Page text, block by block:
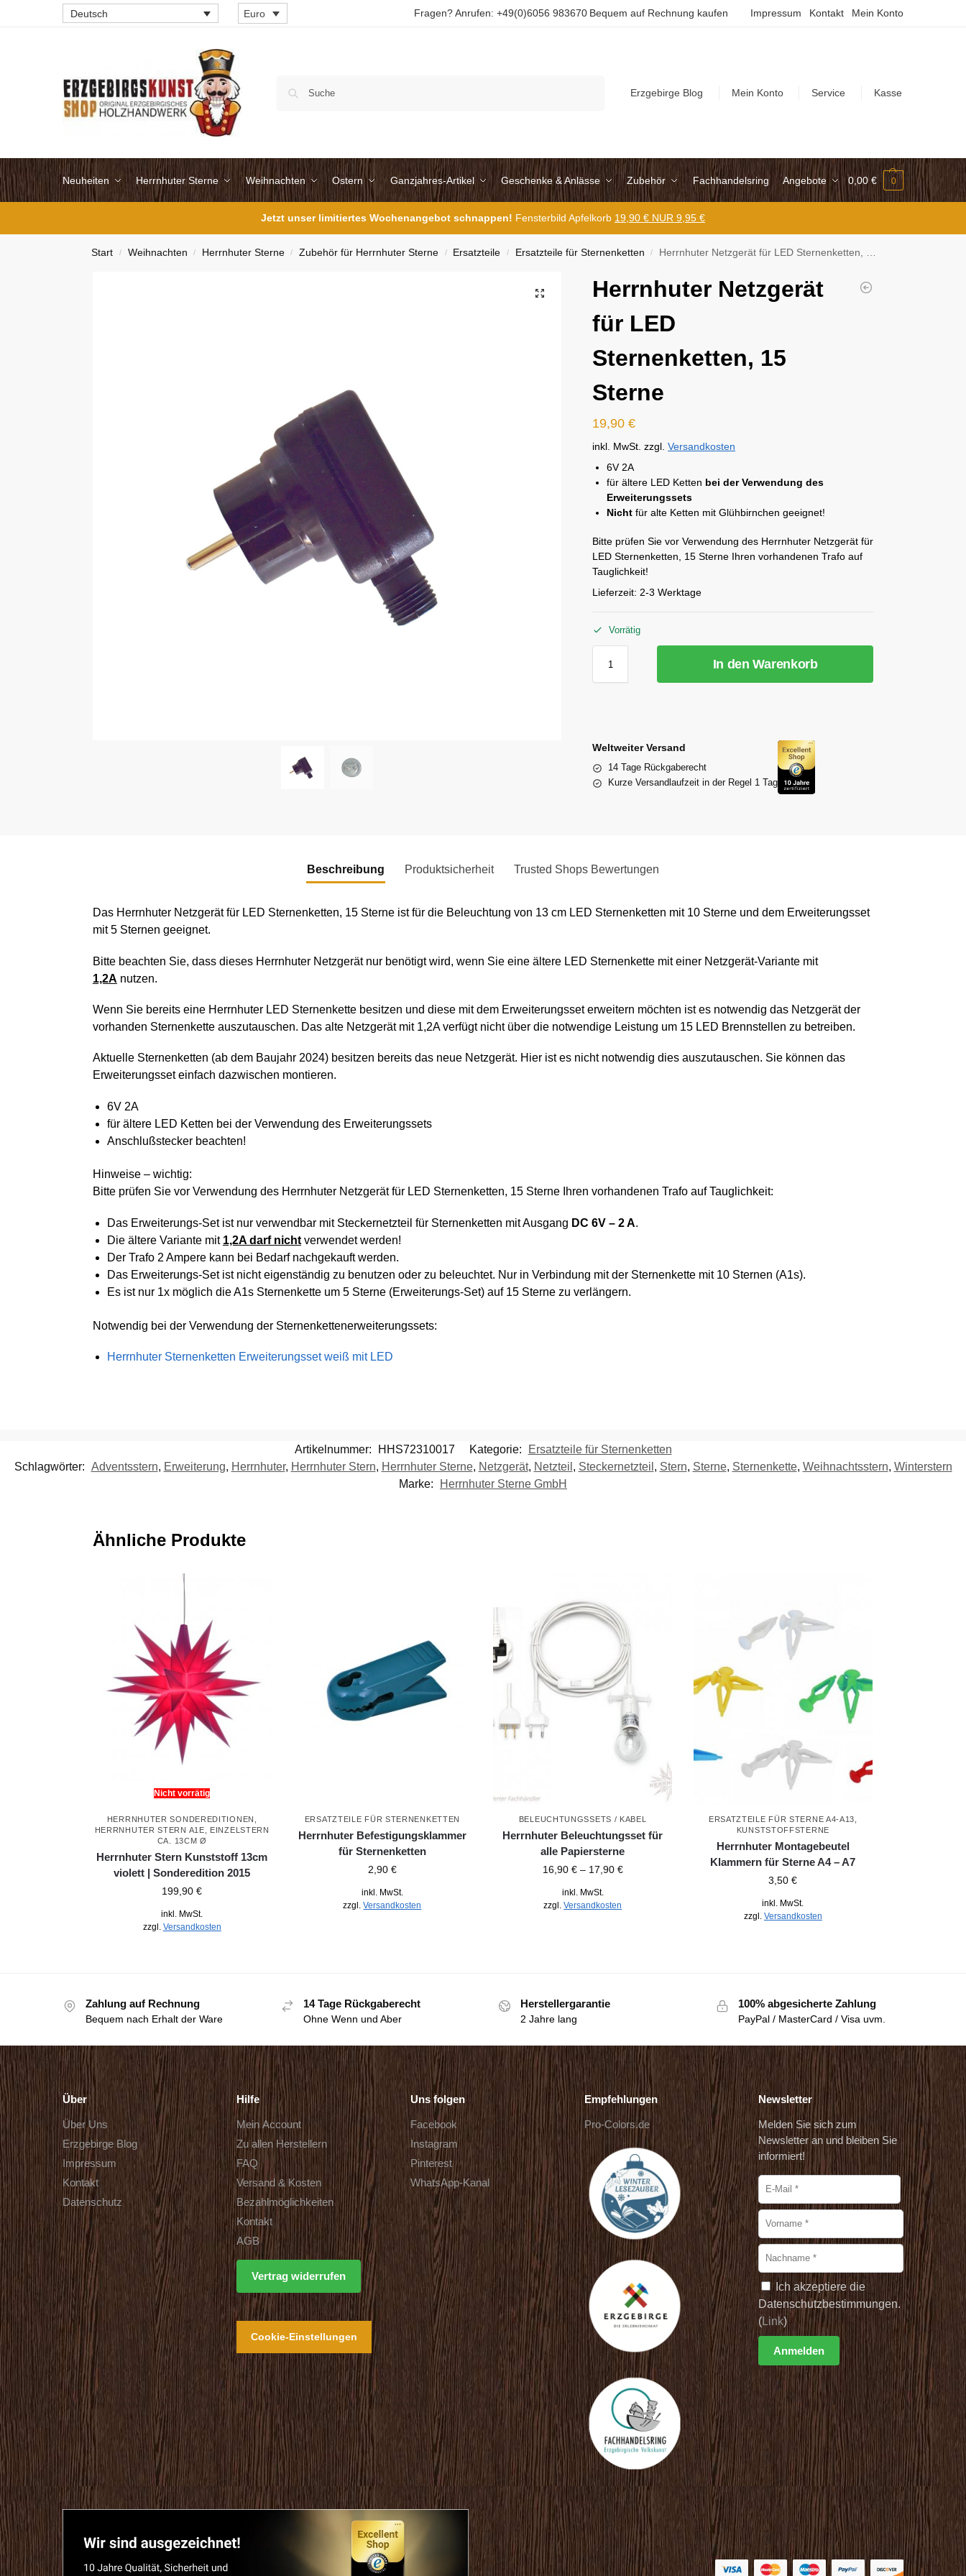
Deutsch Euro Fragen? Anrufen: +49(0)6056 983670 Bequem auf Rechnung kaufen Impressum Kontakt Mein Konto
Erzgebirge Blog Mein Konto Service Kasse
Neuheiten Herrnhuter Sterne Weihnachten Ostern Ganzjahres-Artikel Geschenke & Anlässe Zubehör Fachhandelsring Angebote 0,00 € 0
Jetzt unser limitiertes Wochenangebot schnappen! Fensterbild Apfelkorb 19,90 € NUR 9,95 €
Start / Weihnachten / Herrnhuter Sterne / Zubehör für Herrnhuter Sterne / Ersatzteile / Ersatzteile für Sternenketten / Herrnhuter Netzgerät für LED Sternenketten, 15 Sterne
Herrnhuter Netzgerät
für LED
Sternenketten, 15
Sterne
19,90€
inkl. MwSt. zzgl.Versandkosten
6V 2A
für ältere LED Ketten bei der Verwendung des
Erweiterungssets
Nicht für alte Ketten mit Glühbirnchen geeignet!
Bitte prüfen Sie vor Verwendung des Herrnhuter Netzgerät für
LED Sternenketten, 15 Sterne Ihren vorhandenen Trafo auf
Tauglichkeit!
Lieferzeit:2-3 Werktage
Vorrätig
In den Warenkorb
Weltweiter Versand
14 Tage Rückgaberecht
Kurze Versandlaufzeit in der Regel 1 Tag
Beschreibung Produktsicherheit Trusted Shops Bewertungen
Das Herrnhuter Netzgerät für LED Sternenketten, 15 Sterne ist für die Beleuchtung von 13 cm LED Sternenketten mit 10 Sterne und dem Erweiterungsset
mit 5 Sternen geeignet.
Bitte beachten Sie, dass dieses Herrnhuter Netzgerät nur benötigt wird, wenn Sie eine ältere LED Sternenkette mit einer Netzgerät-Variante mit
1,2A nutzen.
Wenn Sie bereits eine Herrnhuter LED Sternenkette besitzen und diese mit dem Erweiterungsset erweitern möchten ist es notwendig das Netzgerät der
vorhanden Sternenkette auszutauschen. Das alte Netzgerät mit 1,2A verfügt nicht über die notwendige Leistung um 15 LED Brennstellen zu betreiben.
Aktuelle Sternenketten (ab dem Baujahr 2024) besitzen bereits das neue Netzgerät. Hier ist es nicht notwendig dies auszutauschen. Sie können das
Erweiterungsset einfach dazwischen montieren.
6V 2A
für ältere LED Ketten bei der Verwendung des Erweiterungssets
Anschlußstecker beachten!
Hinweise – wichtig:
Bitte prüfen Sie vor Verwendung des Herrnhuter Netzgerät für LED Sternenketten, 15 Sterne Ihren vorhandenen Trafo auf Tauglichkeit:
Das Erweiterungs-Set ist nur verwendbar mit Steckernetzteil für Sternenketten mit Ausgang DC 6V – 2 A.
Die ältere Variante mit 1,2A darf nichtverwendet werden!
Der Trafo 2 Ampere kann bei Bedarf nachgekauft werden.
Das Erweiterungs-Set ist nicht eigenständig zu benutzen oder zu beleuchtet. Nur in Verbindung mit der Sternenkette mit 10 Sternen (A1s).
Es ist nur 1x möglich die A1s Sternenkette um 5 Sterne (Erweiterungs-Set) auf 15 Sterne zu verlängern.
Notwendig bei der Verwendung der Sternenkettenerweiterungssets:
Herrnhuter Sternenketten Erweiterungsset weiß mit LED
Artikelnummer: HHS72310017 Kategorie:
Ersatzteile für Sternenketten
Schlagwörter: Adventsstern, Erweiterung, Herrnhuter, Herrnhuter Stern, Herrnhuter Sterne, Netzgerät, Netzteil , Steckernetzteil , Stern, Sterne, Sternenkette, Weihnachtsstern, Winterstern
Marke:
Herrnhuter Sterne GmbH
Ähnliche Produkte
Nicht vorrätig
HERRNHUTER SONDEREDITIONEN
HERRNHUTER STERN A1E, EINZELSTERN
CA. 13CM Ø
Herrnhuter Stern Kunststoff 13cm
violett | Sonderedition 2015
199,90€
inkl. MwSt.
zzgl. Versandkosten
ERSATZTEILE FÜR STERNENKETTEN
Herrnhuter Befestigungsklammer
für Sternenketten
2,90 €
inkl. MwSt.
zzgl.Versandkosten
BELEUCHTUNGSSETS / KABEL
Herrnhuter Beleuchtungsset für
alle Papiersterne
16,90 €– 17,90 €
inkl. MwSt.
zzgl.Versandkosten
ERSATZTEILE FÜR STERNE A4-A13,
KUNSTSTOFFSTERNE
Herrnhuter Montagebeutel
Klammern für Sterne A4 – A7
3,50€
inkl. MwSt.
zzgl. Versandkosten
Zahlung auf Rechnung
Bequem nach Erhalt der Ware
14 Tage Rückgaberecht
Ohne Wenn und Aber
Herstellergarantie
2 Jahre lang
100% abgesicherte Zahlung
PayPal / MasterCard / Visa uvm.
Über
Über Uns
Erzgebirge Blog
Impressum
Kontakt
Datenschutz
Hilfe
Mein Account
Zu allen Herstellern
FAQ
Versand & Kosten
Bezahlmöglichkeiten
Kontakt
AGB
Vertrag widerrufen
Cookie-Einstellungen
Uns folgen
Facebook
Instagram
Pinterest
WhatsApp-Kanal
Empfehlungen
Pro-Colors.de
Newsletter
Melden Sie sich zum
Newsletter an und bleiben Sie
informiert!
Ich akzeptiere die
Datenschutzbestimmungen.
(Link)